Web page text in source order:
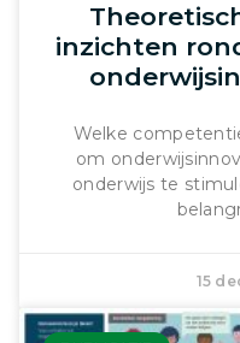
inzichten
Welke
om
onderwijs te
15